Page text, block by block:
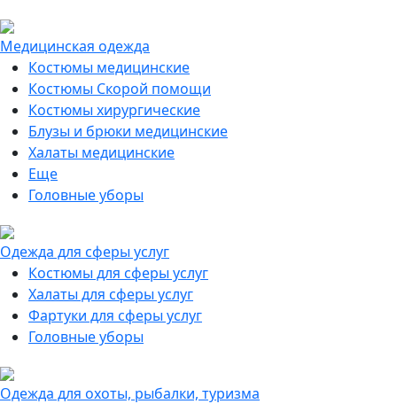
Медицинская одежда
Костюмы медицинские
Костюмы Скорой помощи
Костюмы хирургические
Блузы и брюки медицинские
Халаты медицинские
Еще
Головные уборы
Одежда для сферы услуг
Костюмы для сферы услуг
Халаты для сферы услуг
Фартуки для сферы услуг
Головные уборы
Одежда для охоты, рыбалки, туризма